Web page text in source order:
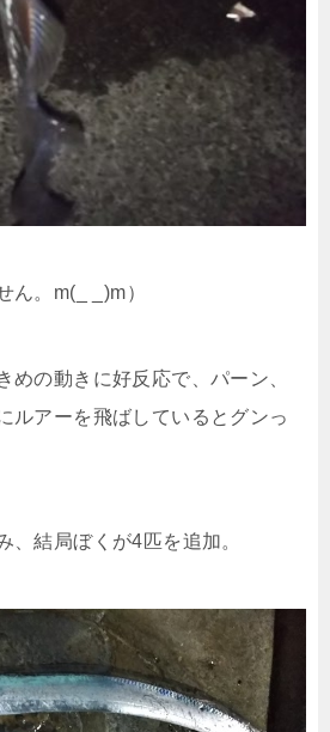
ん。m(_ _)m）
めの動きに好反応で、パーン、
ルアーを飛ばしているとグンっ
、結局ぼくが4匹を追加。